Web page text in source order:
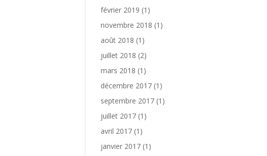
février 2019 (1)
novembre 2018 (1)
août 2018 (1)
juillet 2018 (2)
mars 2018 (1)
décembre 2017 (1)
septembre 2017 (1)
juillet 2017 (1)
avril 2017 (1)
janvier 2017 (1)